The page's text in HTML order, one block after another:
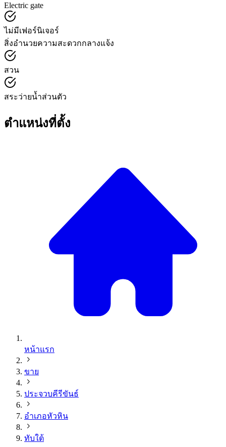
Electric gate
ไม่มีเฟอร์นิเจอร์
สิ่งอำนวยความสะดวกกลางแจ้ง
สวน
สระว่ายน้ำส่วนตัว
ตำแหน่งที่ตั้ง
หน้าแรก
ขาย
ประจวบคีรีขันธ์
อำเภอหัวหิน
ทับใต้